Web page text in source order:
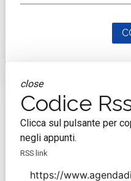
close
Codice
Clicca sul pulsante per
negli appunti.
RSS link